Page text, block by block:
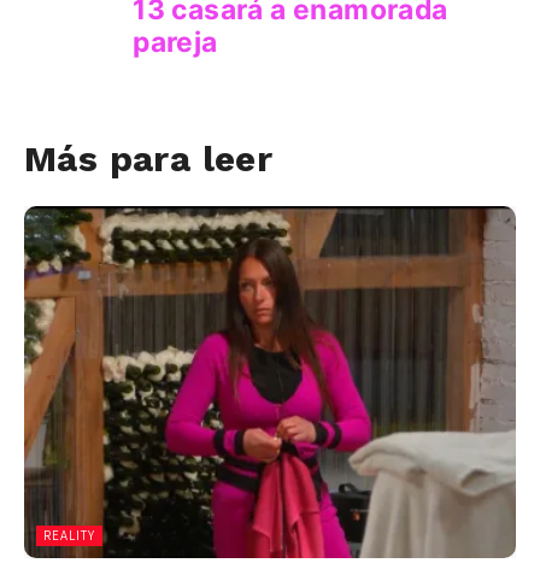
Más para leer
REALITY